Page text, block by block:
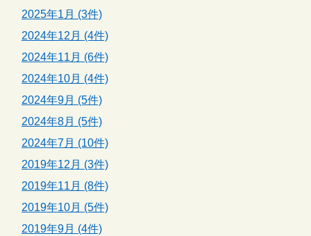
2025年1月 (3件)
2024年12月 (4件)
2024年11月 (6件)
2024年10月 (4件)
2024年9月 (5件)
2024年8月 (5件)
2024年7月 (10件)
2019年12月 (3件)
2019年11月 (8件)
2019年10月 (5件)
2019年9月 (4件)